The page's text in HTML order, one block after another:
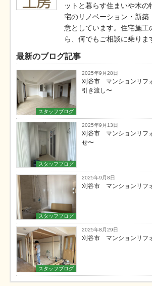
ットと暮らす住まいや木の
宅のリノベーション・新築
意としています。住宅施工
ら、何でもご相談に乗りま
最新のブログ記事
スタッフブログ
2025年9月28日
刈谷市 マンションリ
引き渡し〜
スタッフブログ
2025年9月13日
刈谷市 マンションリフ
せ〜
スタッフブログ
2025年9月8日
刈谷市 マンションリフ
スタッフブログ
2025年8月29日
刈谷市 マンションリフ